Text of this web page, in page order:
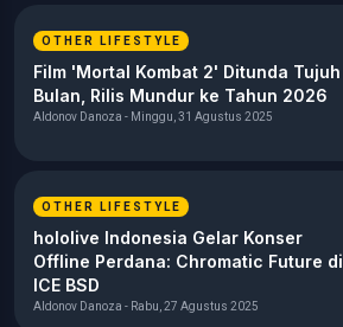
OTHER LIFESTYLE
Film 'Mortal Kombat 2' Ditunda Tujuh
Bulan, Rilis Mundur ke Tahun 2026
Aldonov Danoza - Minggu, 31 Agustus 2025
OTHER LIFESTYLE
hololive Indonesia Gelar Konser
Offline Perdana: Chromatic Future di
ICE BSD
Aldonov Danoza - Rabu, 27 Agustus 2025